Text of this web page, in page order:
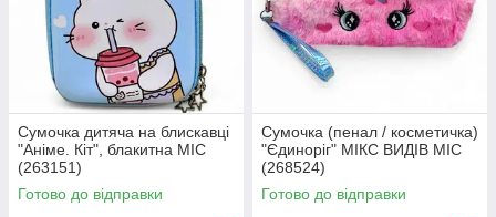
Сумочка дитяча на блискавці
"Аніме. Кіт", блакитна MIC
(263151)
Готово до відправки
Сумочка (пенал / косметичка)
"Єдиноріг" МІКС ВИДІВ MIC
(268524)
Готово до відправки